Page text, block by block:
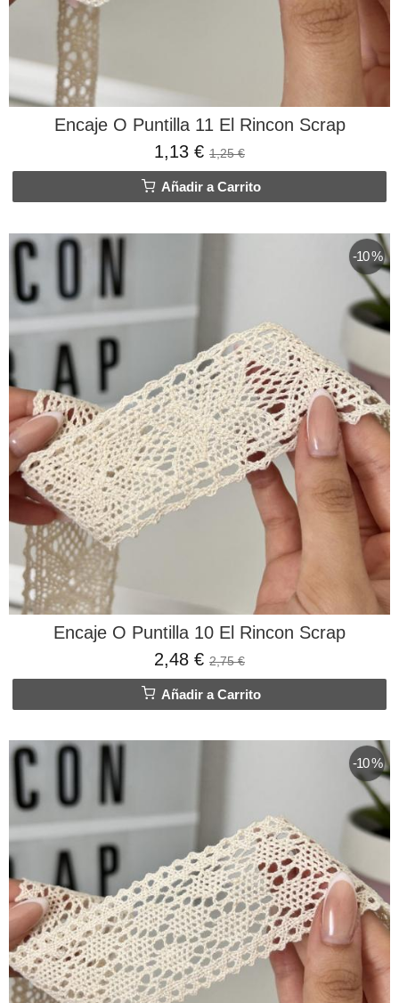
Encaje O Puntilla 11 El Rincon Scrap
1,13 € 1,25 €
Añadir a Carrito
-10 %
Encaje O Puntilla 10 El Rincon Scrap
2,48 € 2,75 €
Añadir a Carrito
-10 %